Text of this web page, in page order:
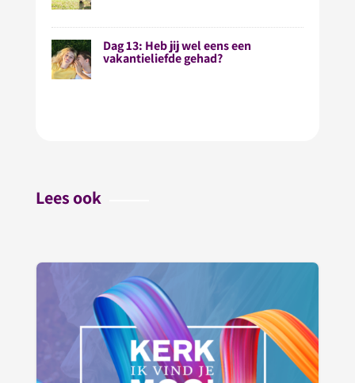
Dag 13: Heb jij wel eens een
vakantieliefde gehad?
Lees ook